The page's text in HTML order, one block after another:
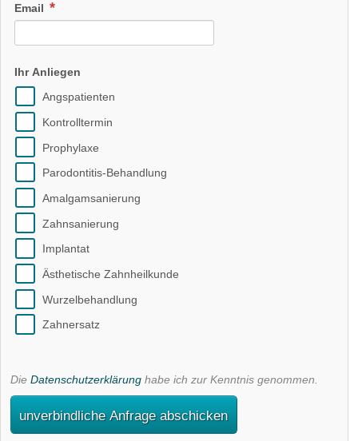
Email
Ihr Anliegen
Angspatienten
Kontrolltermin
Prophylaxe
Parodontitis-Behandlung
Amalgamsanierung
Zahnsanierung
Implantat
Ästhetische Zahnheilkunde
Wurzelbehandlung
Zahnersatz
Die Datenschutzerklärung habe ich zur Kenntnis genommen.
unverbindliche Anfrage abschicken